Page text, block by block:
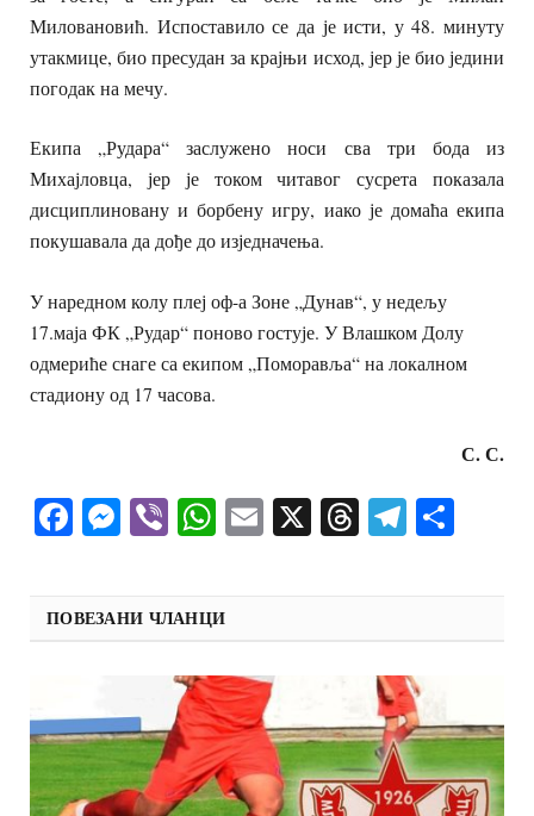
Миловановић. Испоставило се да је исти, у 48. минуту
утакмице, био пресудан за крајњи исход, јер је био једини
погодак на мечу.
Екипа „Рудара“ заслужено носи сва три бода из
Михајловца, јер је током читавог сусрета показала
дисциплиновану и борбену игру, иако је домаћа екипа
покушавала да дође до изједначења.
У наредном колу плеј оф-а Зоне „Дунав“, у недељу
17.маја ФК „Рудар“ поново гостује. У Влашком Долу
одмериће снаге са екипом „Поморавља“ на локалном
стадиону од 17 часова.
С. С.
Facebook
Messenger
ViberWhatsApp
Email
X Threads
ПОВЕЗАНИ ЧЛАНЦИ